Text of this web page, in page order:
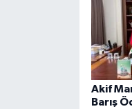
Akif
Barış